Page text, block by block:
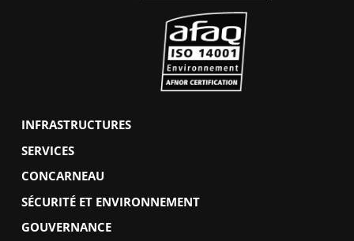
INFRASTRUCTURES
SERVICES
CONCARNEAU
SÉCURITÉ ET ENVIRONNEMENT
GOUVERNANCE